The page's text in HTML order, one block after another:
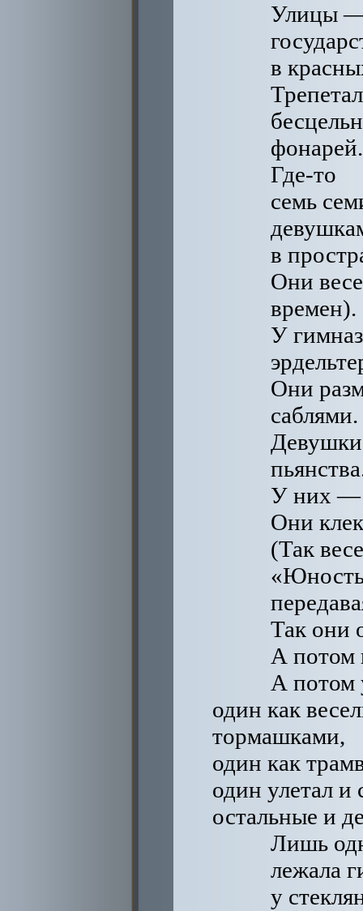
Улицы —
в
фонарей.
Где-то
семь
в
Они
времен).
У
Они
саблями.
У них —
Они
(Так
Так они
А потом
А потом
один как
тормашками,
один как
один улетал и
остальные и
Лишь
лежала
у